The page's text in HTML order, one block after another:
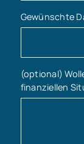
Gewünschte
(optional)
finanziellen